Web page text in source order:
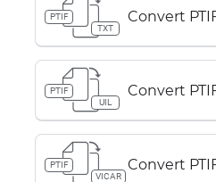
PTIF
TXT
Convert
PTIF
UIL
Convert
PTIF
VICAR
Convert